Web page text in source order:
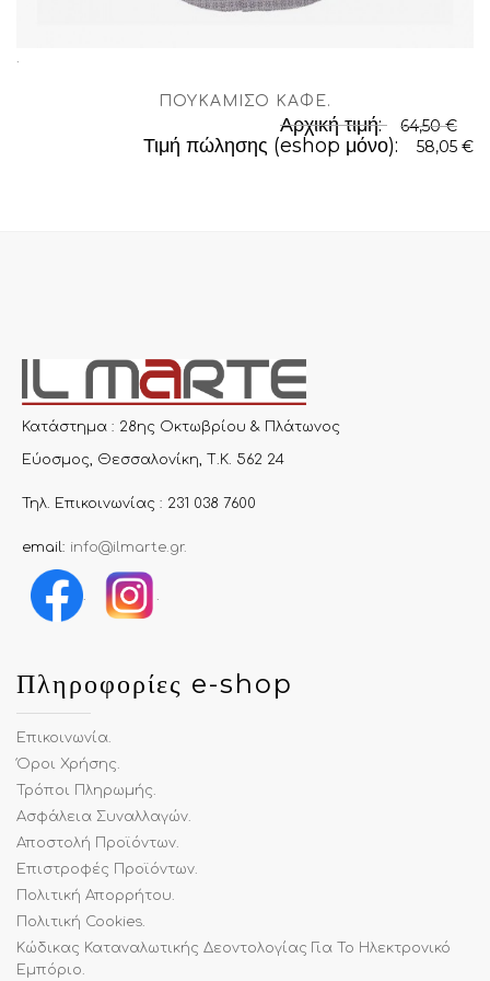
.
ΠΟΥΚΆΜΙΣΟ ΚΑΦΈ.
Αρχική τιμή: 64,50 €
Τιμή πώλησης (eshop μόνο): 58,05 €
Κατάστημα : 28ης Οκτωβρίου & Πλάτωνος
Εύοσμος, Θεσσαλονίκη, Τ.Κ. 562 24
Τηλ. Επικοινωνίας : 231 038 7600
email: info@ilmarte.gr.
Πληροφορίες e-shop
Επικοινωνία.
Όροι Χρήσης.
Τρόποι Πληρωμής.
Ασφάλεια Συναλλαγών.
Αποστολή Προϊόντων.
Επιστροφές Προϊόντων.
Πολιτική Απορρήτου.
Πολιτική Cookies.
Κώδικας Καταναλωτικής Δεοντολογίας Για Το Ηλεκτρονικό
Εμπόριο.